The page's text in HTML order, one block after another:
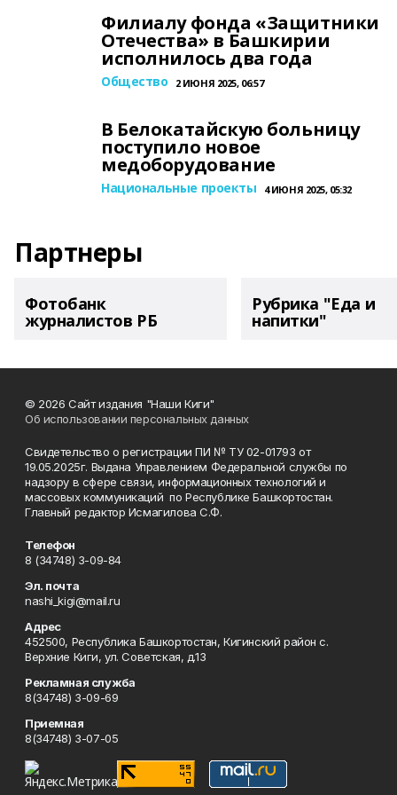
Филиалу фонда «Защитники
Отечества» в Башкирии
исполнилось два года
Общество 2 ИЮНЯ 2025, 06:57
В Белокатайскую больницу
поступило новое
медоборудование
Национальные проекты 4 ИЮНЯ 2025, 05:32
Партнеры
Фотобанк
журналистов РБ
Рубрика "Еда и
напитки"
© 2026 Сайт издания "Наши Киги"
Об использовании персональных данных
Свидетельство о регистрации ПИ № ТУ 02-01793 от
19.05.2025г. Выдана Управлением Федеральной службы по
надзору в сфере связи, информационных технологий и
массовых коммуникаций по Республике Башкортостан.
Главный редактор Исмагилова С.Ф.
Телефон
8 (34748) 3-09-84
Эл. почта
nashi_kigi@mail.ru
Адрес
452500, Республика Башкортостан, Кигинский район с.
Верхние Киги, ул. Советская, д.13
Рекламная служба
8(34748) 3-09-69
Приемная
8(34748) 3-07-05